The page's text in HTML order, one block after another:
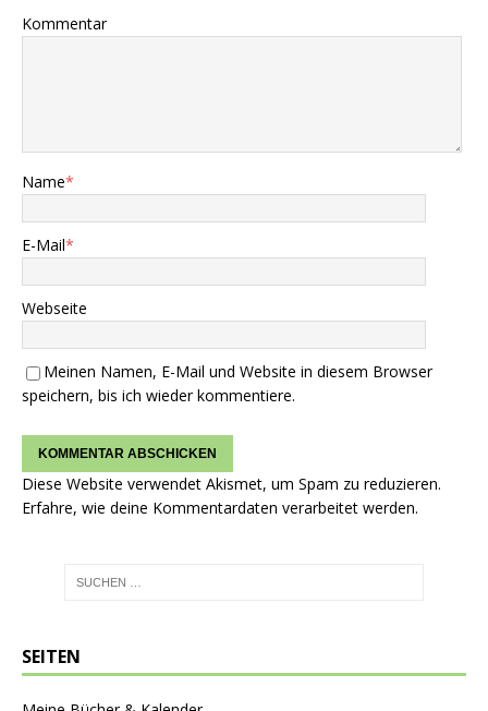
Kommentar
Name*
E-Mail*
Webseite
Meinen Namen, E-Mail und Website in diesem Browser
speichern, bis ich wieder kommentiere.
Diese Website verwendet Akismet, um Spam zu reduzieren.
Erfahre, wie deine Kommentardaten verarbeitet werden.
SEITEN